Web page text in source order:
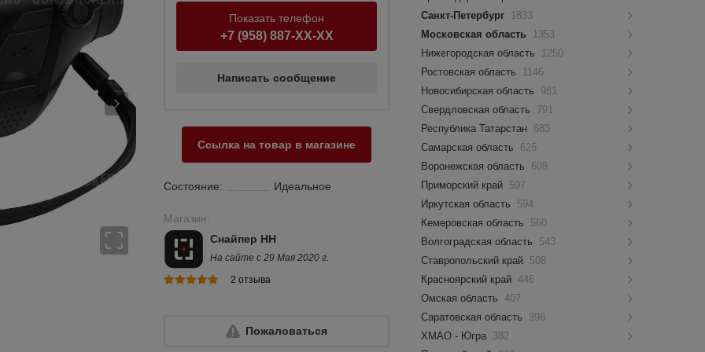
Показать телефон
+7 (958) 887-XX-XX
Написать сообщение
Ссылка на товар в магазине
Состояние: Идеальное
Магазин:
Снайпер НН
На сайте с 29 Мая 2020 г.
2 отзыва
Пожаловаться
Санкт-Петербург 1833
Московская область 1353
Нижегородская область
1250
Ростовская область
1146
Новосибирская область
981
Свердловская область
791
Республика Татарстан 683
Самарская область
625
Воронежская область
608
Приморский край 597
Иркутская область
594
Кемеровская область
560
Волгоградская область
543
Ставропольский край 508
Красноярский край 446
Омская область
407
Саратовская область
396
ХМАО - Югра 382